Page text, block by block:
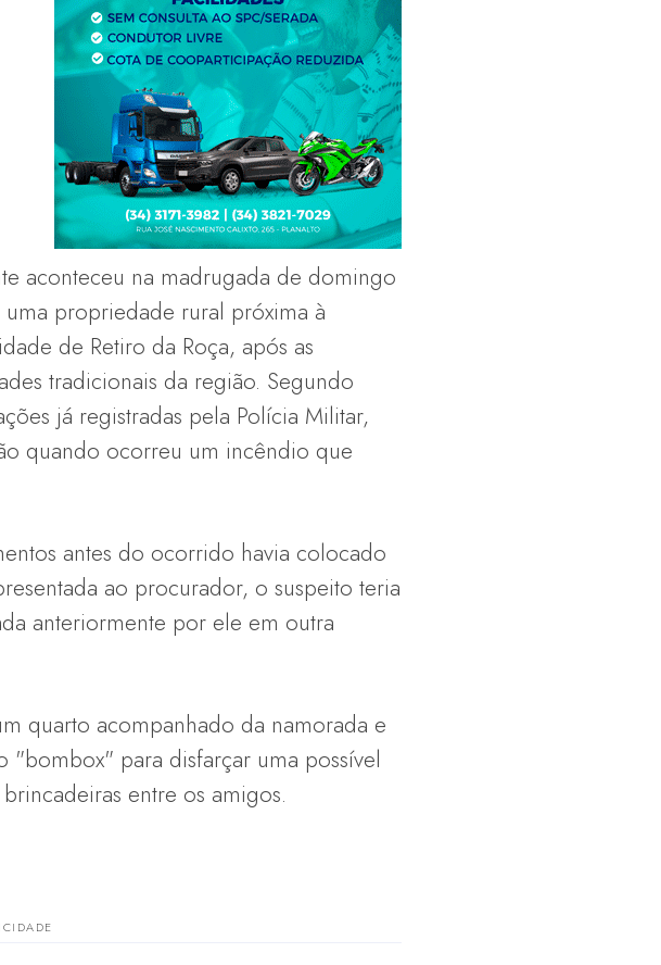
aconteceu na madrugada de domingo
uma propriedade rural próxima à
de Retiro da Roça, após as
tradicionais da região. Segundo
já registradas pela Polícia Militar,
quando ocorreu um incêndio que
antes do ocorrido havia colocado
ao procurador, o suspeito teria
anteriormente por ele em outra
quarto acompanhado da namorada e
"bombox" para disfarçar uma possível
entre os amigos.